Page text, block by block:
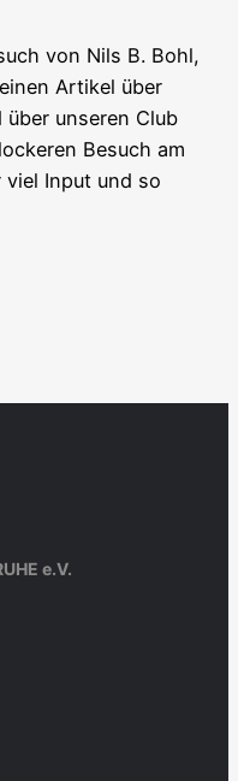
von Nils B. Bohl,
Artikel über
über unseren Club
Besuch am
Input und so
e.V.